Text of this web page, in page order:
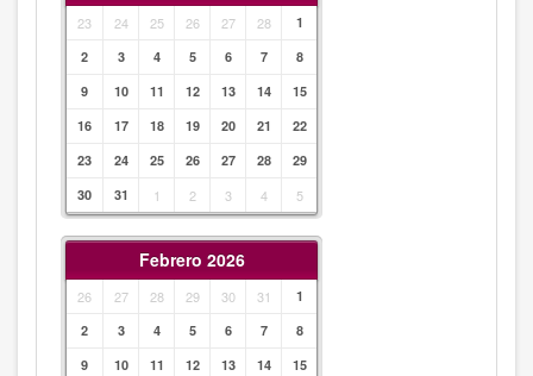
23 24 25 26 27 28
1
2
3 4 5 6 7
8
9
10 11 12 13 14
15
16
17 18 19 20 21
22
23
24 25 26 27 28
29
30
31 1 2 3 4 5
Febrero 2026
26 27 28 29 30 31
1
2
3 4 5 6 7
8
9
10 11 12 13 14
15